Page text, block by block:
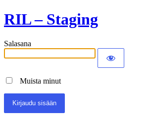
RIL – Staging
Salasana
Muista minut